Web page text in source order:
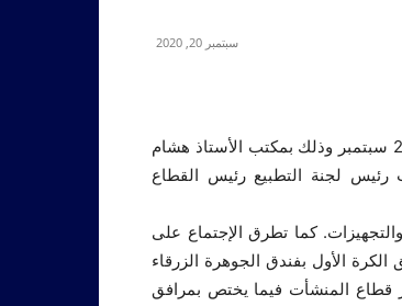
سبتمبر 20, 2020
عقد مجلس إدارة نادي الهلال إجتماعه الخامس مساء اليوم الأحد الموافق 20 سبتمبر وذلك بمكتب الأستاذ هشام
رئيس لجنة التطبيع رئيس القطاع
كما تطرق الإجتماع على
الأول بفندق الجوهرة الزرقاء
قطاع المنشأت فيما يختص بمرافق